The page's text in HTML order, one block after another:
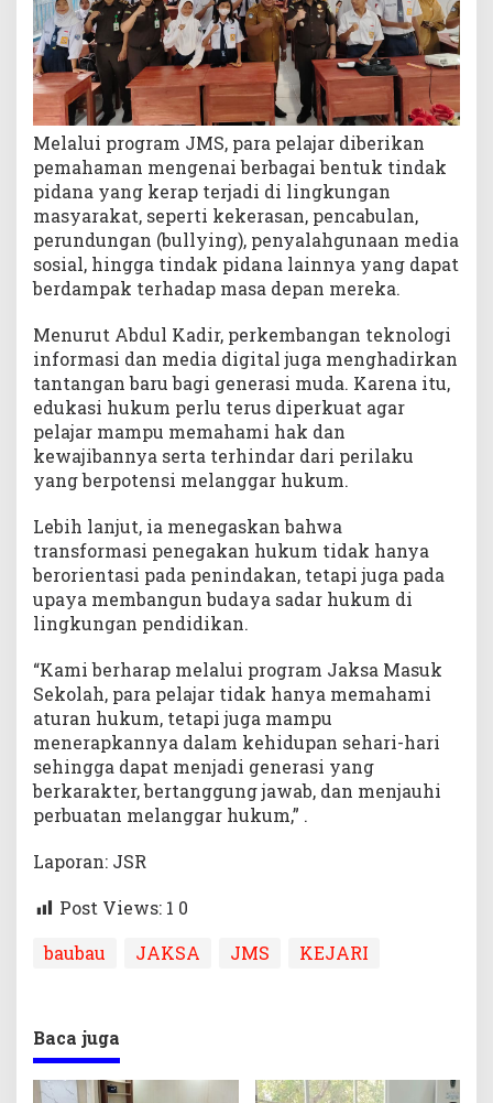
Melalui program JMS, para pelajar diberikan
pemahaman mengenai berbagai bentuk tindak
pidana yang kerap terjadi di lingkungan
masyarakat, seperti kekerasan, pencabulan,
perundungan (bullying), penyalahgunaan media
sosial, hingga tindak pidana lainnya yang dapat
berdampak terhadap masa depan mereka.
Menurut Abdul Kadir, perkembangan teknologi
informasi dan media digital juga menghadirkan
tantangan baru bagi generasi muda. Karena itu,
edukasi hukum perlu terus diperkuat agar
pelajar mampu memahami hak dan
kewajibannya serta terhindar dari perilaku
yang berpotensi melanggar hukum.
Lebih lanjut, ia menegaskan bahwa
transformasi penegakan hukum tidak hanya
berorientasi pada penindakan, tetapi juga pada
upaya membangun budaya sadar hukum di
lingkungan pendidikan.
“Kami berharap melalui program Jaksa Masuk
Sekolah, para pelajar tidak hanya memahami
aturan hukum, tetapi juga mampu
menerapkannya dalam kehidupan sehari-hari
sehingga dapat menjadi generasi yang
berkarakter, bertanggung jawab, dan menjauhi
perbuatan melanggar hukum,” .
Laporan: JSR
Post Views: 1 0
baubau
JAKSA JMS KEJARI
Baca juga